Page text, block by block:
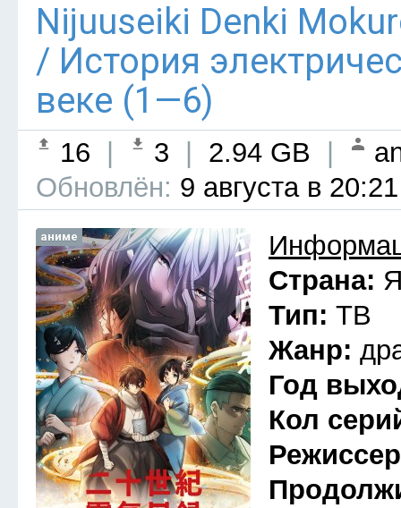
Nijuuseiki Denki
/ История
веке (1—6)
16 3 2.94 GB
Обновлён: 9 августа в 20:21
аниме
Страна:
Тип: ТВ
Жанр:
Год
Кол